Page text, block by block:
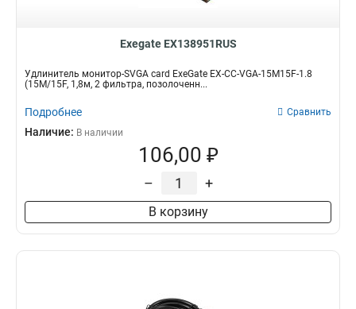
Exegate EX138951RUS
Удлинитель монитор-SVGA card ExeGate EX-CC-VGA-15M15F-1.8
(15M/15F, 1,8м, 2 фильтра, позолоченн...
Подробнее Сравнить
Наличие: В наличии
106,00 ₽
– +
В корзину